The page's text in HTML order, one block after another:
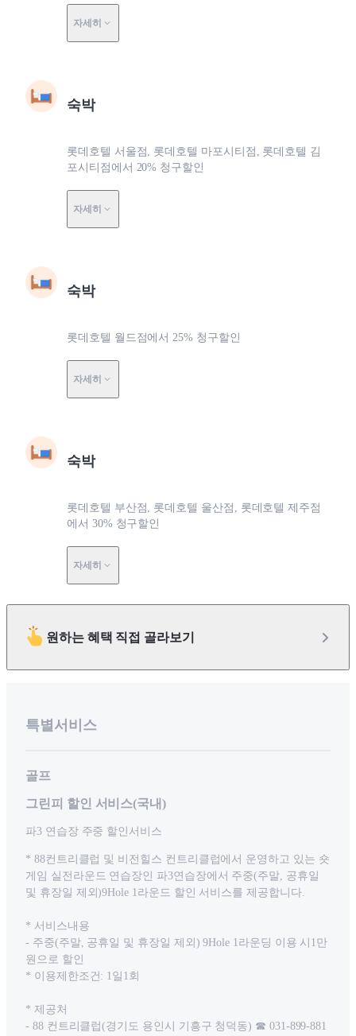
자세히
숙박
롯데호텔 서울점, 롯데호텔 마포시티점, 롯데호텔 김
포시티점에서 20% 청구할인
자세히
숙박
롯데호텔 월드점에서 25% 청구할인
자세히
숙박
롯데호텔 부산점, 롯데호텔 울산점, 롯데호텔 제주점
에서 30% 청구할인
자세히
원하는 혜택 직접 골라보기
특별서비스
골프
그린피 할인 서비스(국내)
파3 연습장 주중 할인서비스
* 88컨트리클럽 및 비전힐스 컨트리클럽에서 운영하고 있는 숏
게임 실전라운드 연습장인 파3연습장에서 주중(주말, 공휴일
및 휴장일 제외)9Hole 1라운드 할인 서비스를 제공합니다.
* 서비스내용
- 주중(주말, 공휴일 및 휴장일 제외) 9Hole 1라운딩 이용 시1만
원으로 할인
* 이용제한조건: 1일1회
* 제공처
- 88 컨트리클럽(경기도 용인시 기흥구 청덕동) ☎ 031-899-881